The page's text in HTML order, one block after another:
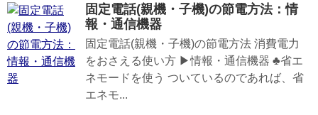
固定電話(親機・子機)の節電方法：情
報・通信機器
固定電話(親機・子機)の節電方法 消費電力
をおさえる使い方 ▶情報・通信機器 ♣省エ
ネモードを使う ついているのであれば、省
エネモ...